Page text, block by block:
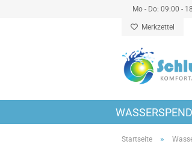
Mo - Do: 09:00 -
Merkzettel
Startseite »